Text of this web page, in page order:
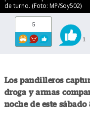
de turno. (Foto: MP/Soy502)
5
1
Los pandilleros
droga y armas
noche de este sábado